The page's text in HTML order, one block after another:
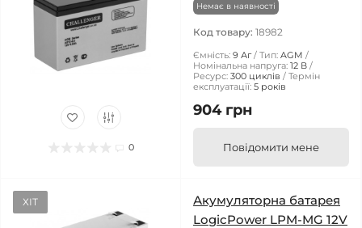
0
Немає в наявності
Код товару: 18982
Ємність: 9 Аг Тип: AGM
Номінальна напруга: 12 В
Ресурс: 300 циклів
Термін
експлуатації: 5 років
904 грн
Повідомити мене
ХІТ
Акумуляторна батарея
LogicPower LPM-MG 12V